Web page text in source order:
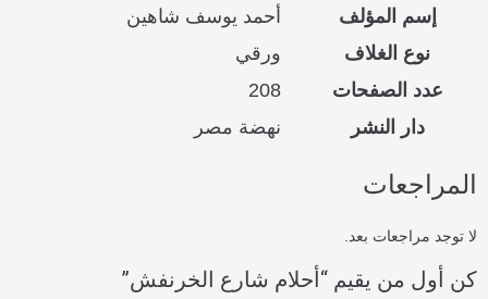
إسم المؤلف
أحمد يوسف شاهين
نوع الغلاف
ورقي
عدد الصفحات
208
دار النشر
نهضة مصر
المراجعات
لا توجد مراجعات بعد.
كن أول من يقيم “أحلام شارع الخرنفش”